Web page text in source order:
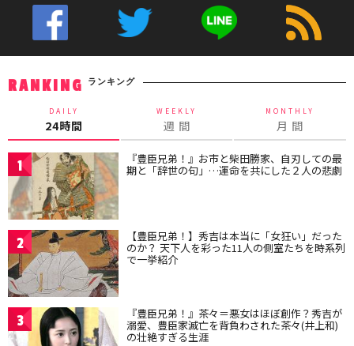
RANKING ランキング
DAILY
24時間
WEEKLY
週 間
MONTHLY
月 間
1 『豊臣兄弟！』お市と柴田勝家、自刃しての最
期と「辞世の句」…運命を共にした２人の悲劇
2 【豊臣兄弟！】秀吉は本当に「女狂い」だった
のか？ 天下人を彩った11人の側室たちを時系列
で一挙紹介
3 『豊臣兄弟！』茶々＝悪女はほぼ創作？秀吉が
溺愛、豊臣家滅亡を背負わされた茶々(井上和)
の壮絶すぎる生涯